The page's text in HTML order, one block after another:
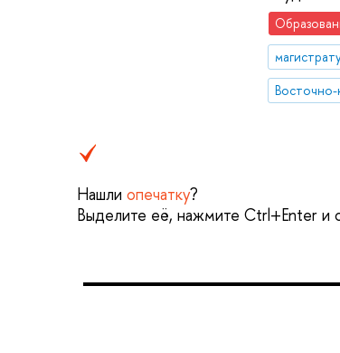
Нашли опечатку?
Выделите её, нажмите Ctrl+Enter и